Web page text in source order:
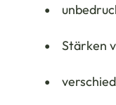
Stärken